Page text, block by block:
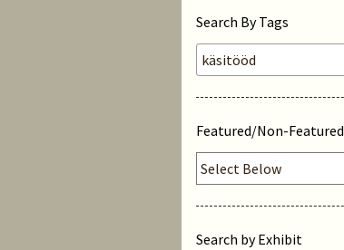
Search By Tags
Featured/Non-Featured
Search by Exhibit